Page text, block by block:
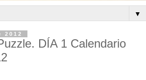
▼
2012
DÍA 1 Calendario